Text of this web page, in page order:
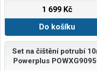
1 699 Kč
Do košíku
Set na čištění potrubí
Powerplus